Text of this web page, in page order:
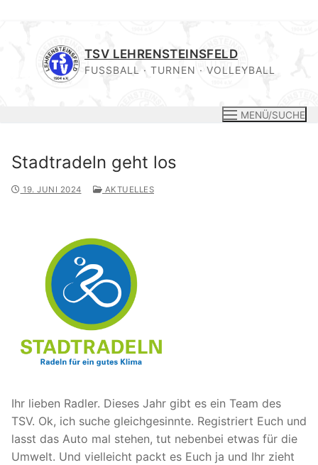
springen
TSV LEHRENSTEINSFELD
FUSSBALL · TURNEN · VOLLEYBALL
MENÜ/SUCHE
Stadtradeln geht los
19. JUNI 2024 AKTUELLES
Ihr lieben Radler. Dieses Jahr gibt es ein Team des
TSV. Ok, ich suche gleichgesinnte. Registriert Euch und
lasst das Auto mal stehen, tut nebenbei etwas für die
Umwelt. Und vielleicht packt es Euch ja und Ihr zieht